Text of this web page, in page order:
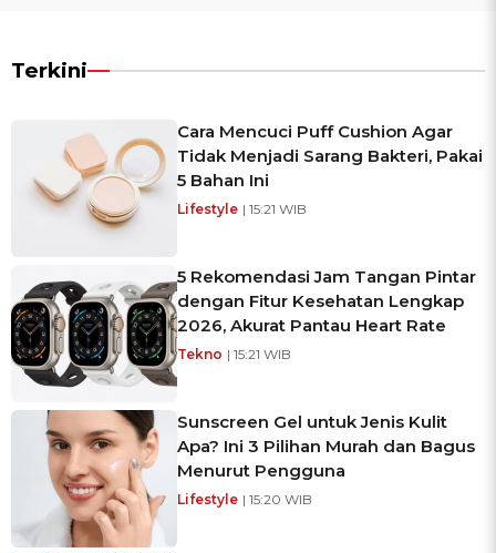
Terkini
Cara Mencuci Puff Cushion Agar
Tidak Menjadi Sarang Bakteri, Pakai
5 Bahan Ini
Lifestyle | 15:21 WIB
5 Rekomendasi Jam Tangan Pintar
dengan Fitur Kesehatan Lengkap
2026, Akurat Pantau Heart Rate
Tekno | 15:21 WIB
Sunscreen Gel untuk Jenis Kulit
Apa? Ini 3 Pilihan Murah dan Bagus
Menurut Pengguna
Lifestyle | 15:20 WIB